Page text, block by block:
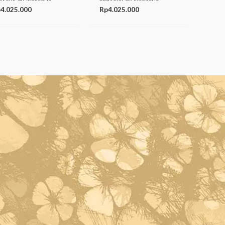
4.025.000
Rp4.025.000